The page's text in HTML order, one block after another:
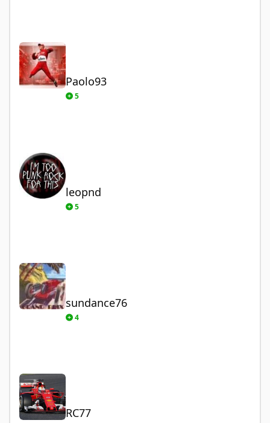
Paolo93
Paolo93
5
leopnd
5
sundance76
sundance76
4
RC77